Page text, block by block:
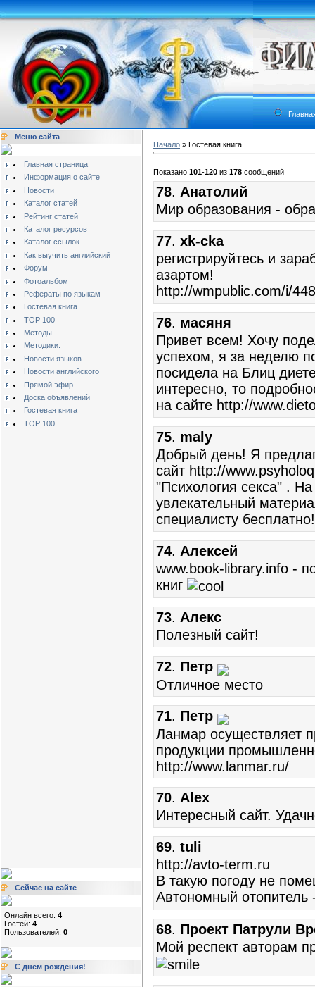
Меню сайта
Главная страница
Информация о сайте
Новости
Каталог статей
Рейтинг статей
Каталог ресурсов
Каталог ссылок
Как выучить английский
Форум
Фотоальбом
Рефераты по языкам
Гостевая книга
TOP 100
Методы.
Методики.
Новости языков
Новости английского
Прямой эфир.
Доска объявлений
Гостевая книга
TOP 100
Сейчас на сайте
Онлайн всего: 4
Гостей: 4
Пользователей: 0
С днем рождения!
Начало » Гостевая книга
Показано 101-120 из 178 сообщений
78. Анатолий
Мир образования -
77. xk-cka
региcтрируйтесь и
азартом!
http://wmpublic.com/i/
76. масяня
Привет всем! Хочу
успехом, я за неделю
посидела на Блиц
интересно, то
на сайте http://
75. maly
Добрый день! Я
сайт http://
"Психология секса" .
увлекательный
специалисту бесплатно!
74. Алексей
www.book-library.info -
книг
73. Алекс
Полезный сайт!
72. Петр
Отличное место
71. Петр
Ланмар осуществляет
продукции
http://www.lanmar.ru/
70. Alex
Интересный сайт.
69. tuli
http://avto-term.ru
В такую погоду не
Автономный
68. Проект Патрули
Мой респект авторам